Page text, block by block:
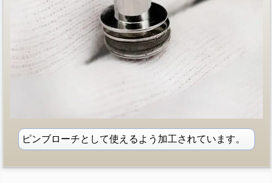
ピンブローチとして使えるよう加工されています。